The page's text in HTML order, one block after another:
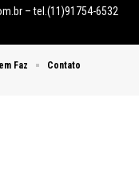
– tel.(11)91754-6532
Faz Contato